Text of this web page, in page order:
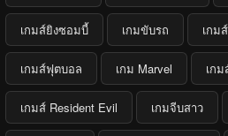
เกมส์ยิงซอมบี้ เกมขับรถ เกม
เกมส์ฟุตบอล เกม Marvel เก
เกมส์ Resident Evil เกมจีบสาว